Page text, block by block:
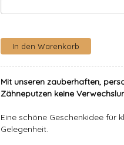
Mit unseren zauberhaften,
Zähneputzen keine
Eine schöne Geschenkidee für
Gelegenheit.